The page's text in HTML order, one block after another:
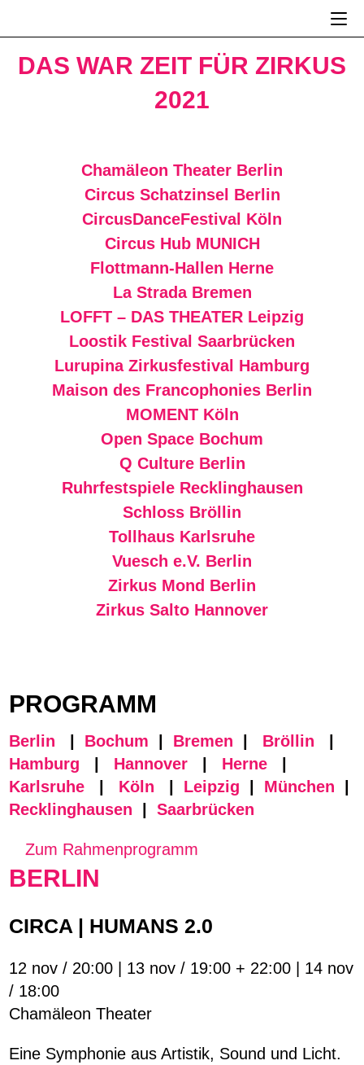
springen
DAS WAR ZEIT FÜR ZIRKUS
2021
Chamäleon Theater Berlin
Circus Schatzinsel Berlin
CircusDanceFestival Köln
Circus Hub MUNICH
Flottmann-Hallen Herne
La Strada Bremen
LOFFT – DAS THEATER Leipzig
Loostik Festival Saarbrücken
Lurupina Zirkusfestival Hamburg
Maison des Francophonies Berlin
MOMENT Köln
Open Space Bochum
Q Culture Berlin
Ruhrfestspiele Recklinghausen
Schloss Bröllin
Tollhaus Karlsruhe
Vuesch e.V. Berlin
Zirkus Mond Berlin
Zirkus Salto Hannover
PROGRAMM
Berlin Bochum Bremen Bröllin
Hamburg
Hannover Herne
Karlsruhe
Köln Leipzig München
Recklinghausen |Saarbrücken
Zum Rahmenprogramm
BERLIN
CIRCA | HUMANS 2.0
12 nov / 20:00 | 13 nov / 19:00 + 22:00 | 14 nov
/ 18:00
Chamäleon Theater
Eine Symphonie aus Artistik, Sound und Licht.